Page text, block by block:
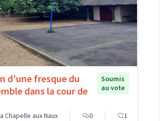
d'une fresque du
dans la cour de
Soumis
au vote
Chapelle aux Naux 0 1